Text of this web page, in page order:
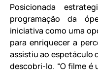
Posicionada
programação da
iniciativa como uma
para enriquecer a
assistiu ao espetáculo
descobri-lo. “O filme é